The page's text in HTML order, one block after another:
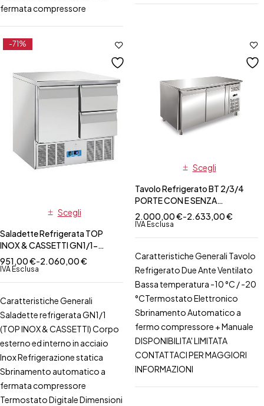
fermata compressore
-71%
Scegli
Saladette Refrigerata TOP
INOX & CASSETTI GN1/1-
misure varie
951,00€-2.060,00€
IVA Esclusa
Caratteristiche Generali
Saladette refrigerata GN1/1
(TOP INOX & CASSETTI) Corpo
esterno ed interno in acciaio
Inox Refrigerazione statica
Sbrinamento automatico a
fermata compressore
Termostato Digitale Dimensioni
Scegli
Tavolo Refrigerato BT 2/3/4
PORTE CON E SENZA
ALZATINA-PROF. 60
2.000,00€-2.633,00€
IVA Esclusa
Caratteristiche Generali Tavolo
Refrigerato Due Ante Ventilato
Bassa temperatura -10 °C / -20
°CTermostato Elettronico
Sbrinamento Automatico a
fermo compressore + Manuale
DISPONIBILITA' LIMITATA
CONTATTACI PER MAGGIORI
INFORMAZIONI